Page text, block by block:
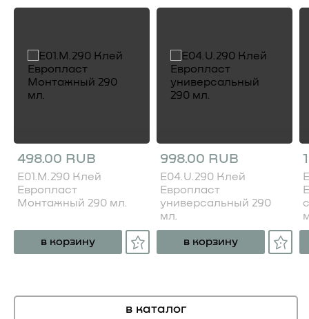
498.00 RUB
E01.M.290 Клей
Европласт
Монтажный 290 мл.
в корзину
998.00 RUB
E04.U.290 Клей
Европласт
универсальный 290
мл.
в корзину
в каталог